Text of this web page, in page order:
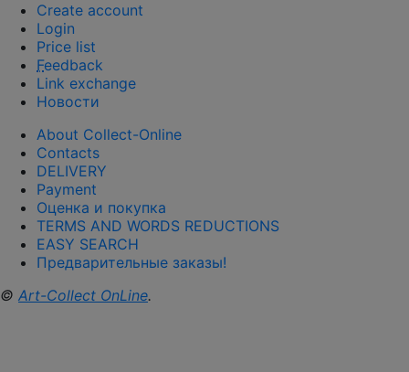
Create account
Login
Price list
Feedback
Link exchange
Новости
About Collect-Online
Contacts
DELIVERY
Payment
Оценка и покупка
TERMS AND WORDS REDUCTIONS
EASY SEARCH
Предварительные заказы!
© Art-Collect OnLine.